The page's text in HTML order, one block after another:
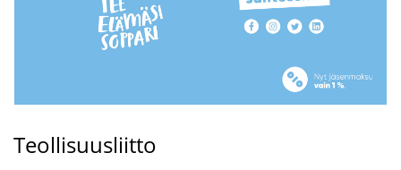
Teollisuusliitto